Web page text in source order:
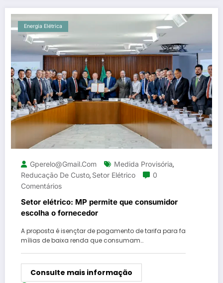
Energia Elétrica
Gperelo@gmail.com Medida Provisória,
Reducação De Custo, Setor Elétrico
0
Comentários
Setor elétrico: MP permite que consumidor
escolha o fornecedor
A proposta é isençtar de pagamento de tarifa para fa
mílias de baixa renda que consumam…
Consulte mais informação